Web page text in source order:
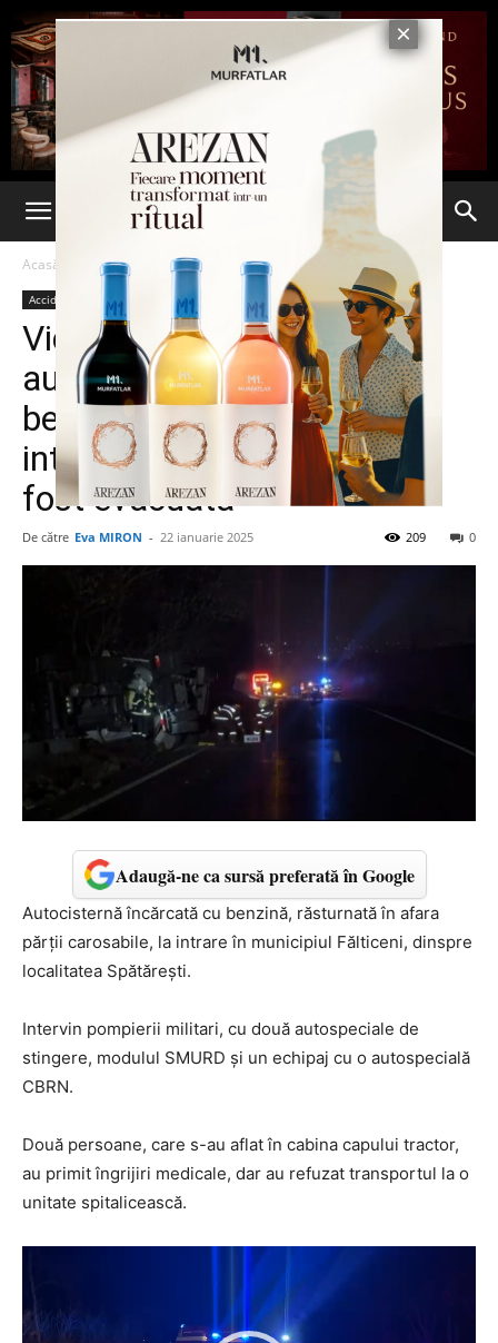
Acasă Accidente
Accidente Știri din România Ultima oră
Video Suceava | O
autocisterna încărcată cu
benzina s-a răsturnat la
intrarea in Falticeni. Zona a
fost evacuată
De către Eva MIRON - 22 ianuarie 2025 0
209
Adaugă-ne ca sursă preferată în Google
Autocisternă încărcată cu benzină, răsturnată în afara
părții carosabile, la intrare în municipiul Fălticeni, dinspre
localitatea Spătărești.
Intervin pompierii militari, cu două autospeciale de
stingere, modulul SMURD și un echipaj cu o autospecială
CBRN.
Două persoane, care s-au aflat în cabina capului tractor,
au primit îngrijiri medicale, dar au refuzat transportul la o
unitate spitalicească.